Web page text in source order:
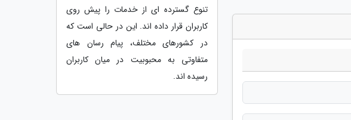
تنوع گسترده ای از خدمات را پیش روی
کاربران قرار داده اند. این در حالی است که
در کشورهای مختلف، پیام رسان های
متفاوتی به محبوبیت در میان کاربران
رسیده اند.